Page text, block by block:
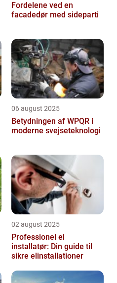
Fordelene ved en
facadedør med sideparti
06 august 2025
Betydningen af WPQR i
moderne svejseteknologi
02 august 2025
Professionel el
installatør: Din guide til
sikre elinstallationer